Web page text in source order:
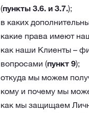
(пункты 3.6. и 3.7.);
в каких
какие права имеют
как наши Клиенты –
вопросами (пункт 9);
откуда мы можем
кому и почему мы
как мы защищаем